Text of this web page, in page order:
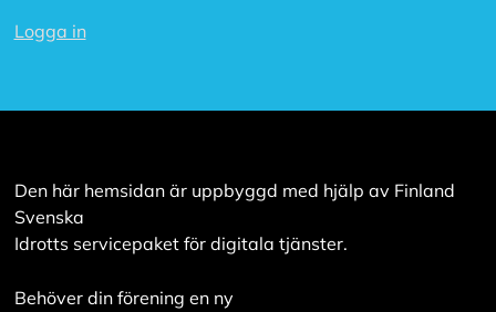
Logga in
Den här hemsidan är uppbyggd med hjälp av Finland
Svenska
Idrotts servicepaket för digitala tjänster.
Behöver din förening en ny